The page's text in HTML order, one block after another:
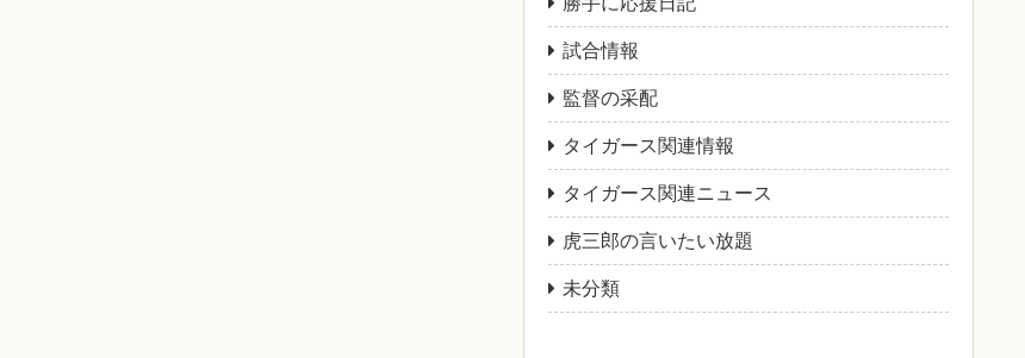
試合情報
監督の采配
タイガース関連情報
タイガース関連ニュース
虎三郎の言いたい放題
未分類